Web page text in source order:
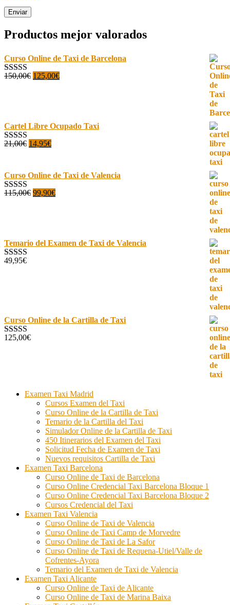
Productos mejor valorados
Curso Online de Taxi de Barcelona
Valorado con
150,00€ El
125,00€El
Cartel Libre Ocupado Taxi
Valorado con
21,00€ El
era:
21,00€.
14,95€El
es:
14,95€.
Curso Online de Taxi de Valencia
Valorado con
115,00€ El
99,90€El
Temario del Examen de Taxi de Valencia
Valorado con
49,95€
Curso Online de la Cartilla de Taxi
Valorado con
125,00€
Examen Taxi Madrid
Cursos Examen del Taxi
Curso Online de la Cartilla de Taxi
Temario de la Cartilla del Taxi
Simulador Online de la Cartilla de Taxi
450 Itinerarios del Examen del Taxi
Solicitud Fecha de Examen de Taxi
Nuevos requisitos Cartilla de Taxi
Examen Taxi Barcelona
Curso Online de Taxi de Barcelona
Curso Online Credencial Taxi Barcelona Bloque 1
Curso Online Credencial Taxi Barcelona Bloque 2
Cursos Credencial del Taxi
Examen Taxi Valencia
Curso Online de Taxi de Valencia
Curso Online de Taxi Camp de Morvedre
Curso Online de Taxi de La Safor
Curso Online de Taxi de Requena-Utiel/Valle de
Cofrentes-Ayora
Temario del Examen de Taxi de Valencia
Examen Taxi Alicante
Curso Online de Taxi de Alicante
Curso Online de Taxi de Marina Baixa